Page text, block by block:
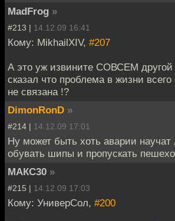
MadFrog »
#213 | 14.12.09 16:41
Кому: MikhailXIV, #207
А это уж извините СОВСЕМ другой
сказал что проблема в жизни
не связана !?
DimonRonD »
#214 | 14.12.09 17:01
Ну может быть хоть аварии научат
обувать шипы и пропускать
МАКС30 »
#215 | 14.12.09 17:03
Кому: УниверСол, #200